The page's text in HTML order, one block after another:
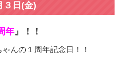
３日(金)
年』！！
んの１周年記念日！！